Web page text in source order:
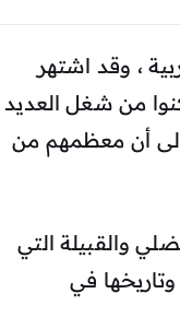
، وقد اشتهر
من شغل العديد
إلى أن معظمهم من
والقبيلة التي
وتاريخها في